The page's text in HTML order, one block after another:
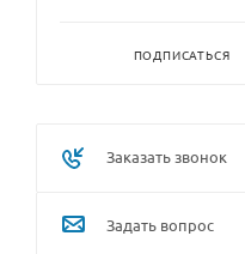
ПОДПИСАТЬСЯ
Заказать звонок
Задать вопрос